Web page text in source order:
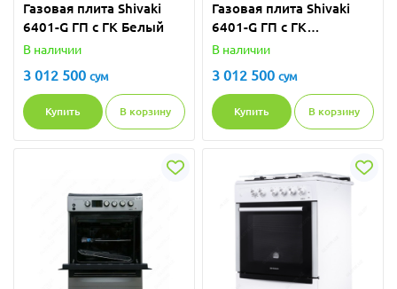
Газовая плита Shivaki
6401-G ГП с ГК Белый
В наличии
3 012 500 сум
Купить В корзину
Газовая плита Shivaki
6401-G ГП с ГК
Коричневый
В наличии
3 012 500 сум
Купить В корзину